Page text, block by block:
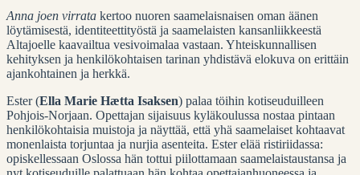
Anna joen virrata kertoo nuoren saamelaisnaisen oman äänen
löytämisestä, identiteettityöstä ja saamelaisten kansanliikkeestä
Altajoelle kaavailtua vesivoimalaa vastaan. Yhteiskunnallisen
kehityksen ja henkilökohtaisen tarinan yhdistävä elokuva on erittäin
ajankohtainen ja herkkä.
Ester (Ella Marie Hætta Isaksen) palaa töihin kotiseuduilleen
Pohjois-Norjaan. Opettajan sijaisuus kyläkoulussa nostaa pintaan
henkilökohtaisia muistoja ja näyttää, että yhä saamelaiset kohtaavat
monenlaista torjuntaa ja nurjia asenteita. Ester elää ristiriidassa:
opiskellessaan Oslossa hän tottui piilottamaan saamelaistaustansa ja